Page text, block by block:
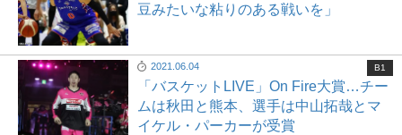
豆みたいな粘りのある戦いを」
2021.06.04
「バスケットLIVE」On Fire大賞…チー
ムは秋田と熊本、選手は中山拓哉とマ
イケル・パーカーが受賞
B1